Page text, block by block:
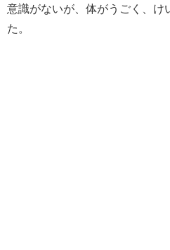
意識がないが、体がうごく、け
た。